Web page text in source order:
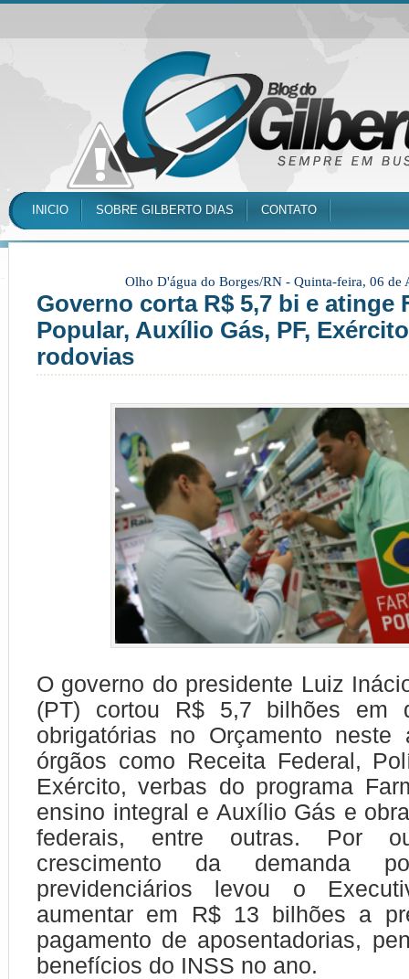
INICIO SOBRE GILBERTO DIAS CONTATO
Olho D'água do Borges/RN - Quinta-feira, 06 de
Governo corta R$ 5,7 bi e atinge
Popular, Auxílio Gás, PF,
rodovias
O governo do presidente Luiz
(PT) cortou R$ 5,7 bilhões em
obrigatórias no Orçamento neste
órgãos como Receita Federal,
Exército, verbas do programa
ensino integral e Auxílio Gás e
federais, entre outras. Por
crescimento da demanda
previdenciários levou o
aumentar em R$ 13 bilhões a
pagamento de aposentadorias,
benefícios do INSS no ano.